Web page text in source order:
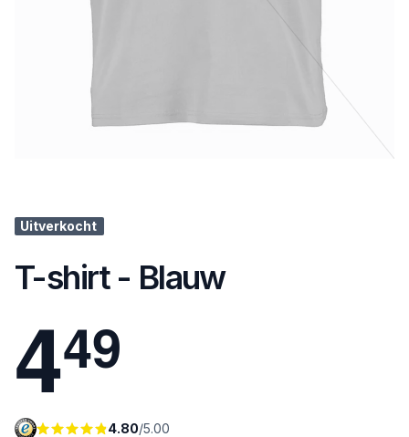
Uitverkocht
T-shirt - Blauw
449
4.80/5.00